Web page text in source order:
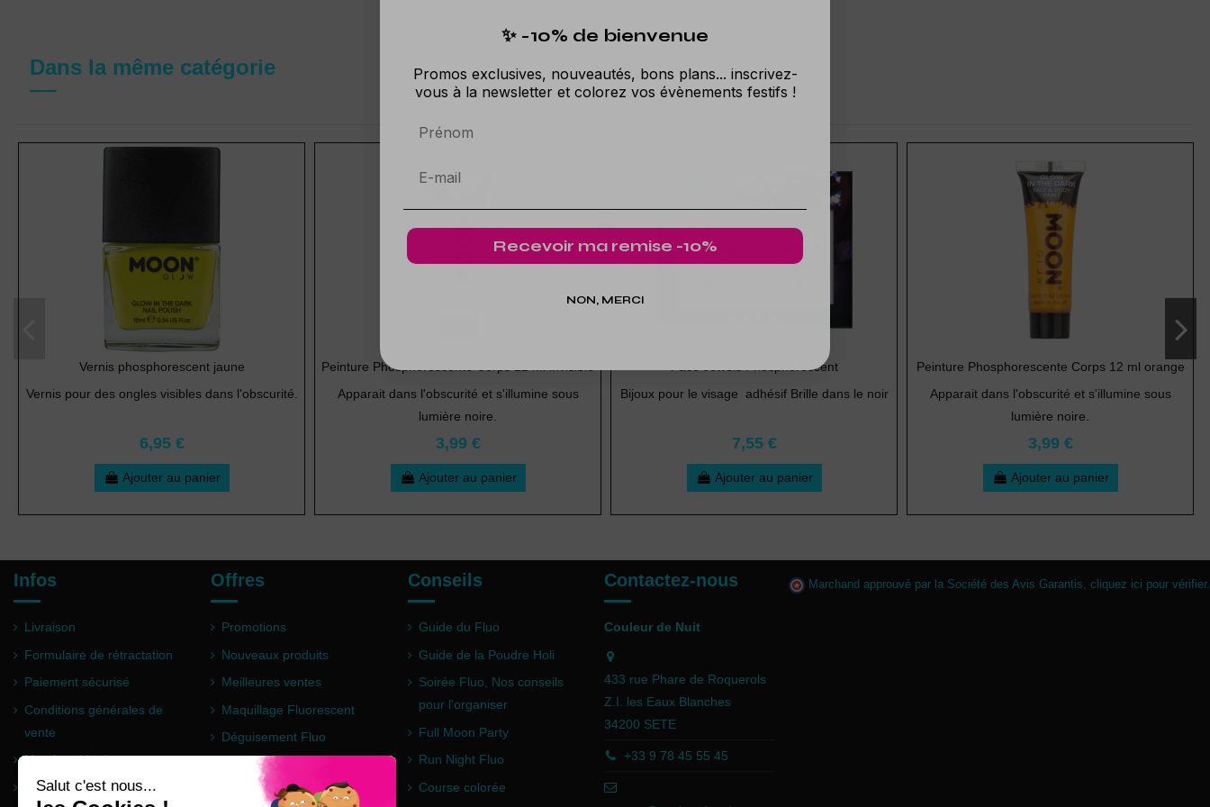
Dans la même catégorie
Vernis phosphorescent jaune
Vernis pour des ongles visibles dans l'obscurité.
6,95 €
Ajouter au panier
Peinture Phosphorescente Corps 12 ml invisible
Apparait dans l'obscurité et s'illumine sous
lumière noire.
3,99 €
Ajouter au panier
Face Jewels Phosphorescent
Bijoux pour le visage adhésif Brille dans le noir
7,55 €
Ajouter au panier
Peinture Phosphorescente Corps 12 ml orange
Apparait dans l'obscurité et s'illumine sous
lumière noire.
3,99 €
Ajouter au panier
Infos
Livraison
Formulaire de rétractation
Paiement sécurisé
Conditions générales de
vente
Mentions légales
Questions fréquentes
Offres
Promotions
Nouveaux produits
Meilleures ventes
Maquillage Fluorescent
Déguisement Fluo
Poudre Holi
Conseils
Guide du Fluo
Guide de la Poudre Holi
Soirée Fluo, Nos conseils
pour l'organiser
Full Moon Party
Run Night Fluo
Course colorée
Contactez-nous
Couleur de Nuit
433 rue Phare de Roquerols
Z.I. les Eaux Blanches
34200 SETE
+33 9 78 45 55 45
Marchand approuvé par la Société des Avis Garantis, cliquez ici pour vérifier.
✨ -10% de bienvenue
Promos exclusives, nouveautés, bons plans... inscrivez-
vous à la newsletter et colorez vos évènements festifs !
Prénom
Recevoir ma remise -10%
NON, MERCI